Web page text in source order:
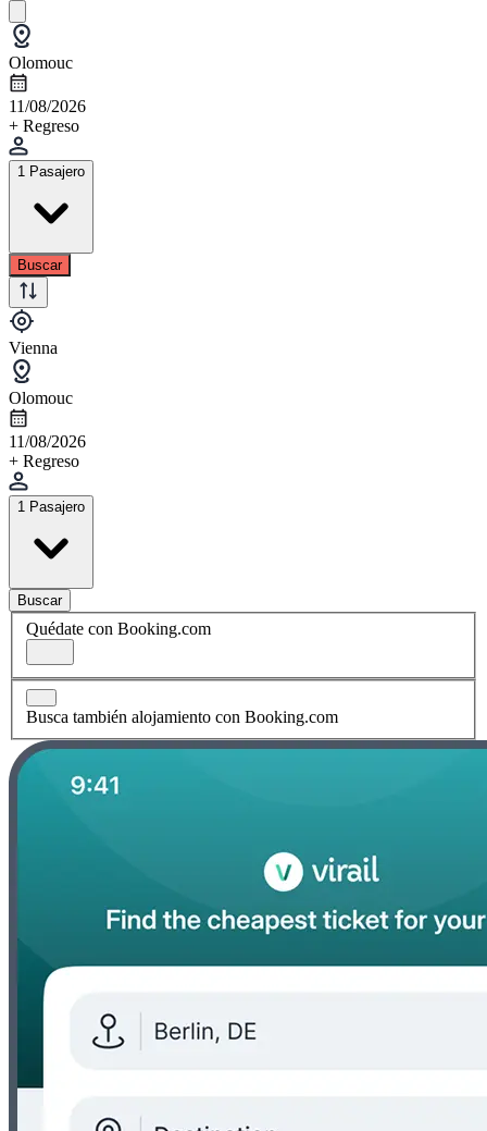
Olomouc
11/08/2026
+ Regreso
1 Pasajero
Buscar
Vienna
Olomouc
11/08/2026
+ Regreso
1 Pasajero
Buscar
Quédate con Booking.com
Busca también alojamiento con Booking.com